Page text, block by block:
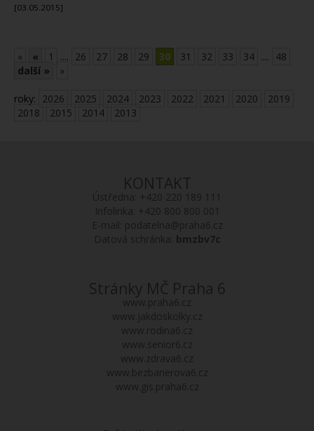
[03.05.2015]
« « 1 .... 26 27 28 29 30 31 32 33 34 .... 48
další »
»
roky: 2026 2025 2024 2023 2022 2021 2020
2019
2018
2015 2014 2013
KONTAKT
Ústředna: +420 220 189 111
Infolinka: +420 800 800 001
E-mail: podatelna@praha6.cz
Datová schránka: bmzbv7c
Stránky MČ Praha 6
www.praha6.cz
www.jakdoskolky.cz
www.rodina6.cz
www.senior6.cz
www.zdrava6.cz
www.bezbarierova6.cz
www.gis.praha6.cz